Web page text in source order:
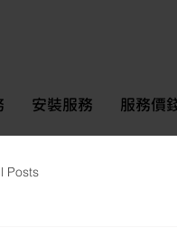
安裝服務 服務價
Posts